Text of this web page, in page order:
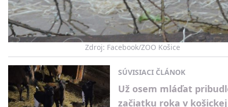
Zdroj: Facebook/ZOO Košice
SÚVISIACI ČLÁNOK
Už osem mláďat
začiatku roka v